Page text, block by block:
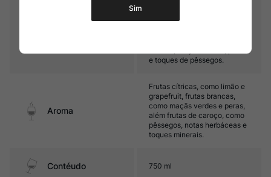
acidez e boa textura. Seu
e toques de pêssegos.
Aroma
Frutas cítricas, como limão e
grapefruit, frutas brancas,
como maçãs verdes e peras,
além frutas de caroço, como
pêssegos, notas herbáceas e
toques minerais.
Contéudo 750 ml
Sim